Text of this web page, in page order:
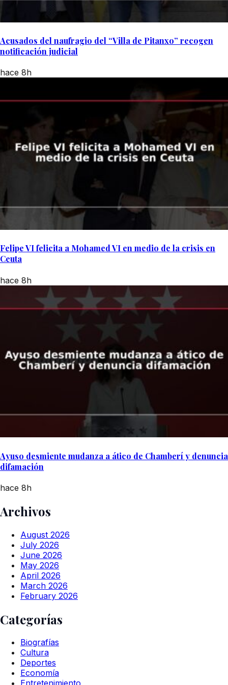
Acusados del naufragio del “Villa de Pitanxo” recogen
notificación judicial
hace 8h
Felipe VI felicita a Mohamed VI en medio de la crisis en
Ceuta
hace 8h
Ayuso desmiente mudanza a ático de Chamberí y denuncia
difamación
hace 8h
Archivos
August 2026
July 2026
June 2026
May 2026
April 2026
March 2026
February 2026
Categorías
Biografías
Cultura
Deportes
Economía